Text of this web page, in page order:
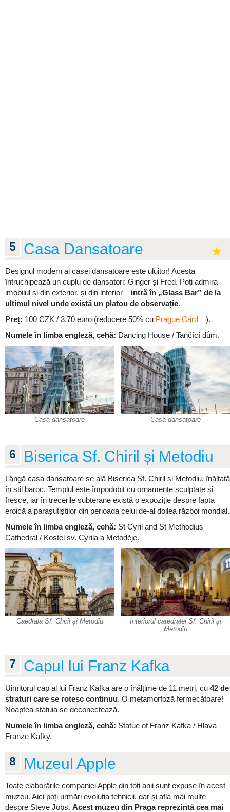
5 Casa Dansatoare
Designul modern al casei dansatoare este uluitor! Acesta
întruchipează un cuplu de dansatori: Ginger și Fred. Poți admira
imobilul și din exterior, și din interior – intră în „Glass Bar” de la
ultimul nivel unde există un platou de observație.
Preț: 100 CZK / 3,70 euro (reducere 50% cu Prague Card
).
Numele în limba engleză, cehă: Dancing House / Tančící dům.
Casa dansatoare Casa dansatoare
6 Biserica Sf. Chiril și Metodiu
Lângă casa dansatoare se ală Biserica Sf. Chiril și Metodiu, înălțată
în stil baroc. Templul este împodobit cu ornamente sculptate și
fresce, iar în trecerile subterane există o expoziție despre fapta
eroică a parașutiștilor din perioada celui de-al doilea război mondial.
Numele în limba engleză, cehă: St Cyril and St Methodius
Cathedral / Kostel sv. Cyrila a Metoděje.
Caedrala Sf. Chiril și Metodiu
Interiorul catedralei Sf. Chiril și
Metodiu
7 Capul lui Franz Kafka
Uimitorul cap al lui Franz Kafka are o înălțime de 11 metri, cu 42 de
straturi care se rotesc continuu. O metamorfoză fermecătoare!
Noaptea statuia se deconectează.
Numele în limba engleză, cehă: Statue of Franz Kafka / Hlava
Franze Kafky.
8 Muzeul Apple
Toate elaborările companiei Apple din toți anii sunt expuse în acest
muzeu. Aici poți urmări evoluția tehnicii, dar și afla mai multe
despre Steve Jobs. Acest muzeu din Praga reprezintă cea mai